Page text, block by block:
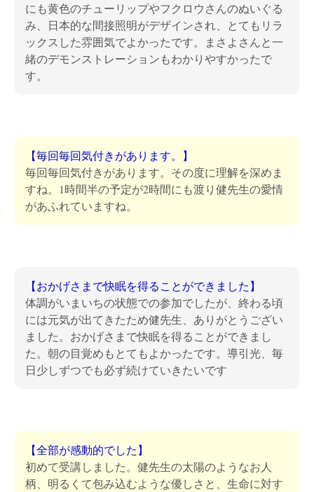
にも黄色のチューリップやフクロウさんのぬいぐる
み、日本的な間接照明がデザインされ、とてもリラ
ックスした雰囲気でよかったです。まさよさんと一
緒のデモンストレーションもわかりやすかったで
す。
【毎回毎回気付きがあります。】
毎回毎回気付きがあります。その度に理解を深めま
すね。1時間半の予定が2時間にも渡り健先生の愛情
があふれていますね。
【おかげさまで快眠を得ることができました】
体調がいまいちの状態での参加でしたが、終わる頃
には元気が出てきたため健先生、ありがとうござい
ました。おかげさまで快眠を得ることができまし
た。朝の目覚めもとてもよかったです。導引光、毎
日少しずつでも必ず続けていきたいです
【全部が感動的でした】
初めて受講しました。健先生の太陽のようなお人
柄、明るくて包み込むような優しさと、生命に対す